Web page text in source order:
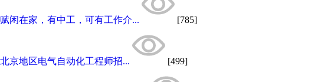
赋闲在家，有中工，可有工作介... [785]
北京地区电气自动化工程师招... [499]